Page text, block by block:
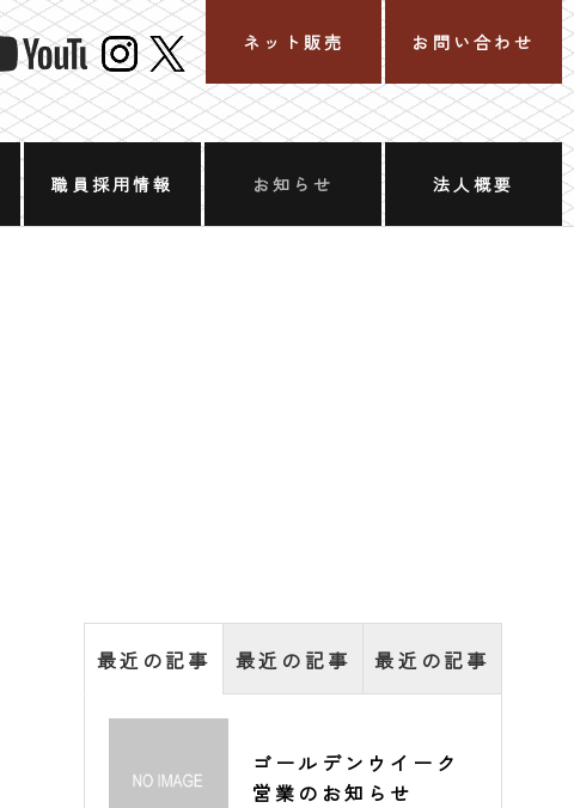
職員採用情報 お知らせ 法人概要
お問い合わせ
ネット販売
最近の記事 最近の記事 最近の記事
ゴールデンウイーク
営業のお知らせ
内職作業のご依頼は
笑楽工房へ！
【備品購入一般競争
入札公告】①厨房機